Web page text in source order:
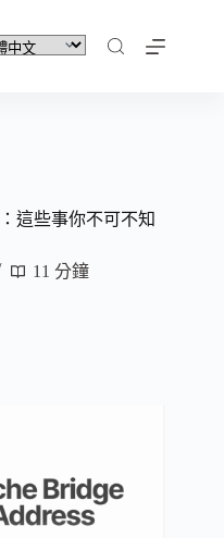
這些事你不可不知
11 分鐘